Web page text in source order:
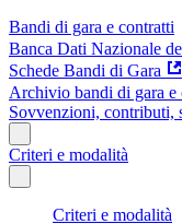
Bandi di gara e contratti
Banca Dati Nazionale
Schede Bandi di Gara
Archivio bandi di gara e
Sovvenzioni, contributi,
Criteri e modalità
Criteri e modalità